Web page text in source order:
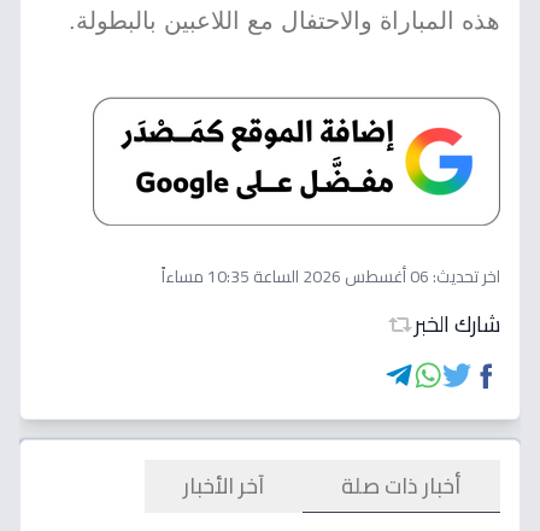
هذه المباراة والاحتفال مع اللاعبين بالبطولة.
اخر تحديث:06 أغسطس 2026 الساعة 10:35 مساءاً
شارك الخبر
أخبار ذات صلة آخر الأخبار